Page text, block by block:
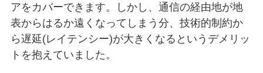
アをカバーできます。しかし、通信の経由地が地
表からはるか遠くなってしまう分、技術的制約か
ら遅延(レイテンシー)が大きくなるというデメリッ
トを抱えていました。